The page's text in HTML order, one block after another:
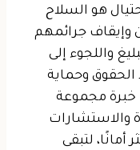
هو السلاح
وإيقاف جرائمهم
واللجوء إلى
الحقوق وحماية
خبرة مجموعة
والاستشارات
أمانًا، لتبقى